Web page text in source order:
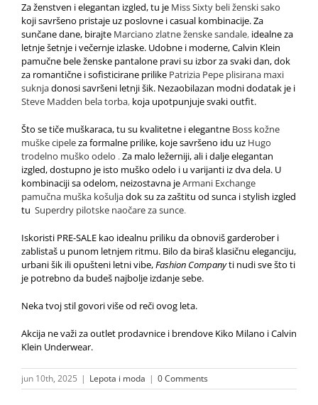
Za ženstven i elegantan izgled, tu je Miss Sixty beli ženski sako
koji savršeno pristaje uz poslovne i casual kombinacije. Za
sunčane dane, birajte Marciano zlatne ženske sandale, idealne za
letnje šetnje i večernje izlaske. Udobne i moderne,Calvin Klein
pamučne bele ženske pantalone pravi su izbor za svaki dan, dok
za romantične i sofisticirane prilike Patrizia Pepe plisirana maxi
suknjadonosi savršeni letnji šik. Nezaobilazan modni dodatak je i
Steve Madden bela torba, koja upotpunjuje svaki outfit.
Što se tiče muškaraca, tu su kvalitetne i elegantne Boss kožne
muške cipeleza formalne prilike, koje savršeno idu uz Hugo
trodelno muško odelo .Za malo ležerniji, ali i dalje elegantan
izgled, dostupno je isto muško odelo i u varijanti iz dva dela. U
kombinaciji sa odelom, neizostavna jeArmani Exchange
pamučna muška košuljadok su za zaštitu od sunca i stylish izgled
tu Superdry pilotske naočare za sunce.
Iskoristi PRE-SALE kao idealnu priliku da obnoviš garderober i
zablistaš u punom letnjem ritmu. Bilo da biraš klasičnu eleganciju,
urbani šik ili opušteni letni vibe,Fashion Companyti nudi sve što ti
je potrebno da budeš najbolje izdanje sebe.
Neka tvoj stil govori više od reči ovog leta.
Akcija ne važi za outlet prodavnice i brendove Kiko Milano i Calvin
Klein Underwear.
jun 10th, 2025 | Lepota i moda | 0 Comments